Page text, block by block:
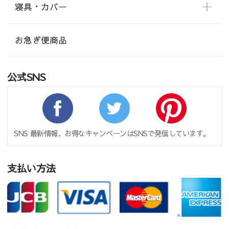
寝具・カバー
お急ぎ便商品
公式SNS
SNS 最新情報、お得なキャンペーンはSNSで発信しています。
支払い方法